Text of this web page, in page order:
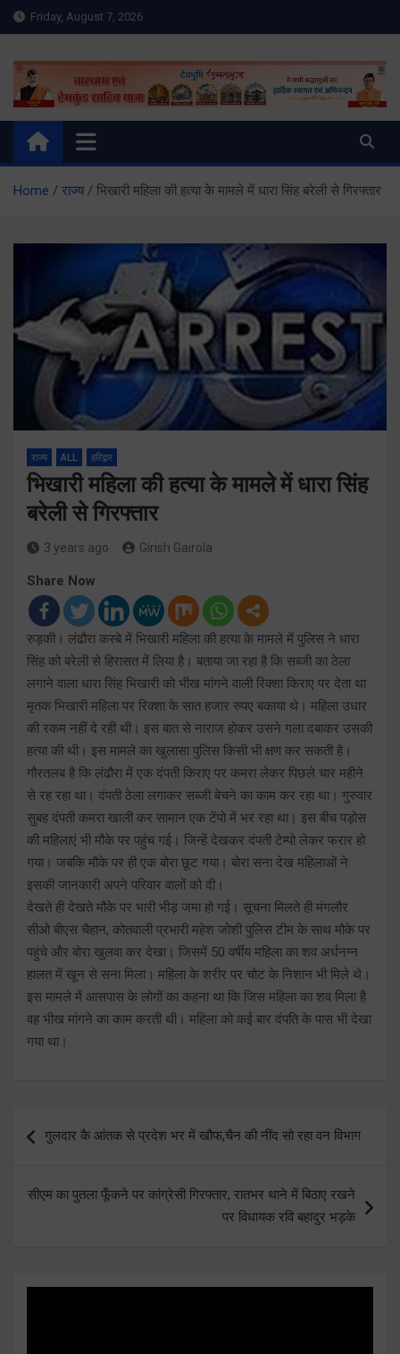
Skip
to
Friday, August 7, 2026
Meru Raibar | Uttarakhand
News | Uttarkashi News
meruraibar.com
Home राज्य भिखारी महिला की हत्या के मामले में धारा सिंह बरेली से गिरफ्तार
राज्य ALL हरिद्वार
भिखारी महिला की हत्या के मामले में धारा सिंह
बरेली से गिरफ्तार
3 years ago Girish Gairola
Share Now
रुड़की। लंढौरा कस्बे में भिखारी महिला की हत्या के मामले में पुलिस ने धारा
सिंह को बरेली से हिरासत में लिया है। बताया जा रहा है कि सब्जी का ठेला
लगाने वाला धारा सिंह भिखारी को भीख मांगने वाली रिक्शा किराए पर देता था
मृतक भिखारी महिला पर रिक्शा के सात हजार रुपए बकाया थे। महिला उधार
की रकम नहीं दे रही थी। इस बात से नाराज होकर उसने गला दबाकर उसकी
हत्या की थी। इस मामले का खुलासा पुलिस किसी भी क्षण कर सकती है।
गौरतलब है कि लंढौरा में एक दंपती किराए पर कमरा लेकर पिछले चार महीने
से रह रहा था। दंपती ठेला लगाकर सब्जी बेचने का काम कर रहा था। गुरुवार
सुबह दंपती कमरा खाली कर सामान एक टेंपो में भर रहा था। इस बीच पड़ोस
की महिलाएं भी मौके पर पहुंच गई। जिन्हें देखकर दंपती टेम्पो लेकर फरार हो
गया। जबकि मौके पर ही एक बोरा छूट गया। बोरा सना देख महिलाओं ने
इसकी जानकारी अपने परिवार वालों को दी।
देखते ही देखते मौके पर भारी भीड़ जमा हो गई। सूचना मिलते ही मंगलौर
सीओ बीएस चैहान, कोतवाली प्रभारी महेश जोशी पुलिस टीम के साथ मौके पर
पहुंचे और बोरा खुलवा कर देखा। जिसमें 50 वर्षीय महिला का शव अर्धनग्न
हालत में खून से सना मिला। महिला के शरीर पर चोट के निशान भी मिले थे।
इस मामले में आसपास के लोगों का कहना था कि जिस महिला का शव मिला है
वह भीख मांगने का काम करती थी। महिला को कई बार दंपति के पास भी देखा
गया था।
navigation
गुलदार कै आंतक से प्रदेश भर में खौफ,चैन की नींद सो रहा वन विभाग
सीएम का पुतला फूँकने पर कांग्रेसी गिरफ्तार, रातभर थाने में बिठाए रखने
पर विधायक रवि बहादुर भड़के